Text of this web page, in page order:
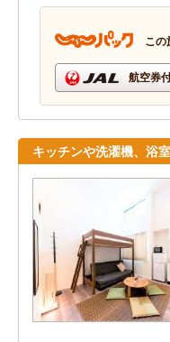
この
航空券
キッチンや洗濯機、浴